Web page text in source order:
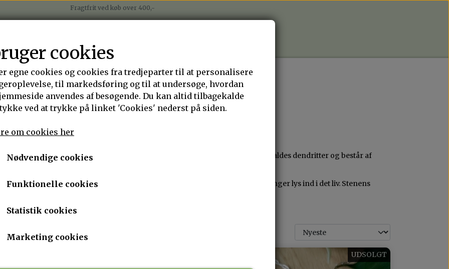
Fragtfrit ved køb over 400,-
Betal nemt med mobilepay
ØRERINGE RINGE ARMBÅND HALSKÆDER
BRONZE TILBEHØR TØRKLÆDER/SJALER GAVEKORT
agat. Den er i kvarts familien.
grålige eller gyldne med trælignende krystalliseret mønstre. Disse kaldes dendritter og består af
sætter dig i forbindelse med dit indre selv - sagt på en anden måde, den bringer lys ind i det liv. Stenens
synes denne sten er grim, ja så er det dem selv, de har et problem med.
sten fra min hånd.
UDSOLGT
cookies
egne cookies og cookies fra tredjeparter til at personalisere
til markedsføring og til at undersøge, hvordan
anvendes af besøgende. Du kan altid tilbagekalde
ved at trykke på linket 'Cookies' nederst på siden.
om cookies her
Nødvendige cookies
Funktionelle cookies
Statistik cookies
Marketing cookies